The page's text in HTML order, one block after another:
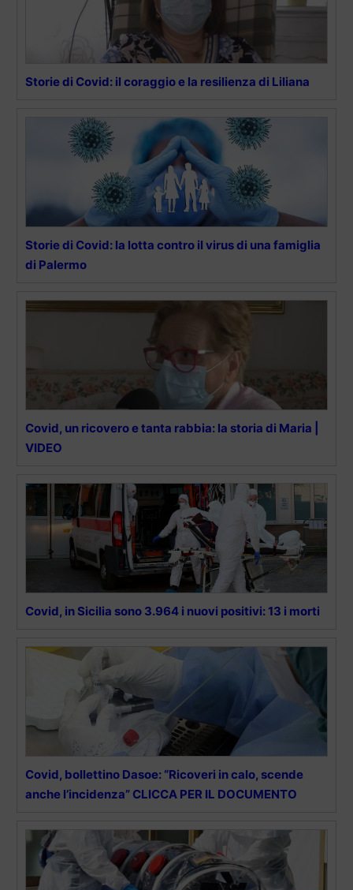
Storie di Covid: il coraggio e la resilienza di Liliana
Storie di Covid: la lotta contro il virus di una famiglia
di Palermo
Covid, un ricovero e tanta rabbia: la storia di Maria |
VIDEO
Covid, in Sicilia sono 3.964 i nuovi positivi: 13 i morti
Covid, bollettino Dasoe: “Ricoveri in calo, scende
anche l’incidenza” CLICCA PER IL DOCUMENTO